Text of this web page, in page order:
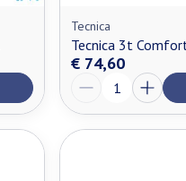
Tecnica
Tecnica 3t
€ 74,60